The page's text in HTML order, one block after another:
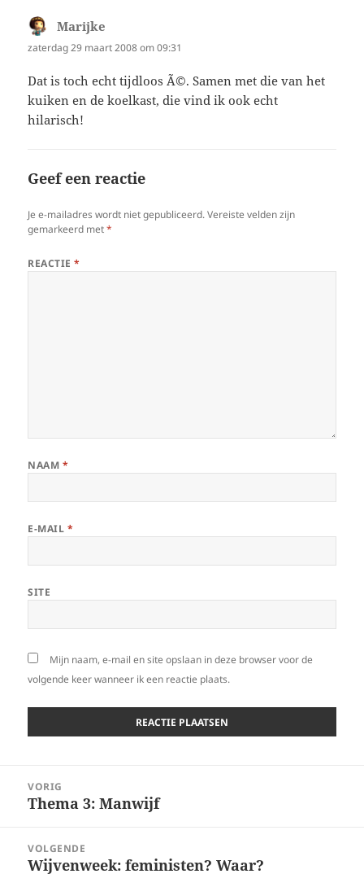
Marijke
zaterdag 29 maart 2008 om 09:31
Dat is toch echt tijdloos Ã©. Samen met die van het
kuiken en de koelkast, die vind ik ook echt
hilarisch!
Geef een reactie
Je e-mailadres wordt niet gepubliceerd. Vereiste velden zijn
gemarkeerd met*
REACTIE*
NAAM *
E-MAIL *
SITE
Mijn naam, e-mail en site opslaan in deze browser voor de
volgende keer wanneer ik een reactie plaats.
navigatie
VORIG
Vorig
Thema 3: Manwijf
VOLGENDE
Volgend
Wijvenweek: feministen? Waar?